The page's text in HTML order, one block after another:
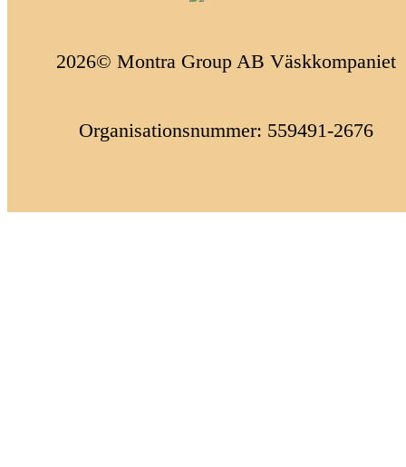
2026© Montra Group AB Väskkompaniet
Organisationsnummer: 559491-2676